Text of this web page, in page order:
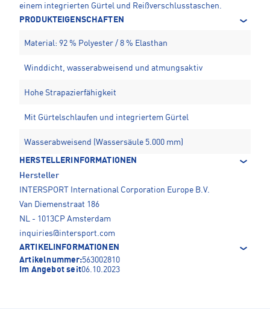
einem integrierten Gürtel und Reißverschlusstaschen.
PRODUKTEIGENSCHAFTEN
Material: 92 % Polyester / 8 % Elasthan
Winddicht, wasserabweisend und atmungsaktiv
Hohe Strapazierfähigkeit
Mit Gürtelschlaufen und integriertem Gürtel
Wasserabweisend (Wassersäule 5.000 mm)
HERSTELLERINFORMATIONEN
Hersteller
INTERSPORT International Corporation Europe B.V.
Van Diemenstraat 186
NL - 1013CP Amsterdam
inquiries@intersport.com
ARTIKELINFORMATIONEN
Artikelnummer:563002810
Im Angebot seit06.10.2023